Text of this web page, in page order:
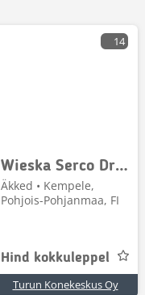
14
Wieska Serco Dragger 280 Heti pihasta Kempeleestä
Äkked • Kempele,
Pohjois-Pohjanmaa, FI
Hind kokkuleppel
Turun Konekeskus Oy